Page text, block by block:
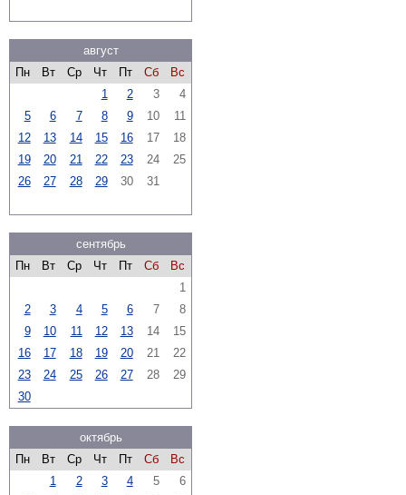
август
Пн
Вт Ср Чт Пт Сб
Вс
1
2 3
4
5
6 7 8 9 10
11
12
13 14 15 16 17
18
19
20 21 22 23 24
25
26
27 28 29 30 31
сентябрь
Пн
Вт Ср Чт Пт Сб
Вс
1
2
3 4 5 6 7
8
9
10 11 12 13 14
15
16
17 18 19 20 21
22
23
24 25 26 27 28
29
30
октябрь
Пн
Вт Ср Чт Пт Сб
Вс
1
2 3 4 5
6